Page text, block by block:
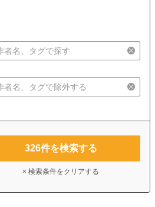
326件を検索する
× 検索条件をクリアする